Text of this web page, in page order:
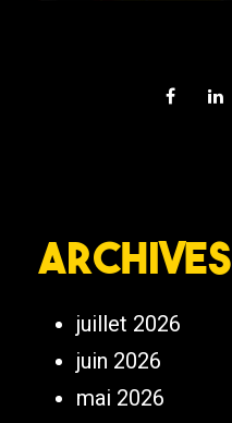
Archives
juillet 2026
juin 2026
mai 2026